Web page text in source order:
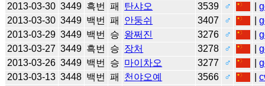
2013-03-30 3449 흑번 패 탄샤오 3539 ♂ |
2013-03-30 3449 백번 패 안둥쉬 3407 ♂ |
2013-03-29 3449 백번 승 왕쩌진 3276 ♂ |
2013-03-27 3449 흑번 승 장처 3278 ♂ |
2013-03-26 3449 백번 승 마이차오 3277 ♂ |
2013-03-13 3448 백번 패 천야오예 3566 ♂ |